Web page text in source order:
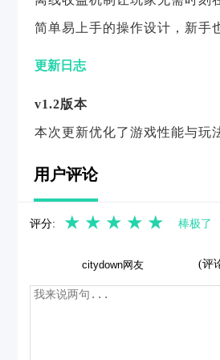
简单易上手的操作设计，新手
更新日志
v1.2版本
本次更新优化了游戏性能与玩
用户评论
评分: ★ ★ ★ ★ ★ 棒极了
(评